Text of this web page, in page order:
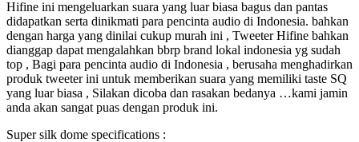
Hifine ini mengeluarkan suara yang luar biasa bagus dan pantas
didapatkan serta dinikmati para pencinta audio di Indonesia. bahkan
dengan harga yang dinilai cukup murah ini , Tweeter Hifine bahkan
dianggap dapat mengalahkan bbrp brand lokal indonesia yg sudah
top , Bagi para pencinta audio di Indonesia , berusaha menghadirkan
produk tweeter ini untuk memberikan suara yang memiliki taste SQ
yang luar biasa , Silakan dicoba dan rasakan bedanya …kami jamin
anda akan sangat puas dengan produk ini.
Super silk dome specifications :